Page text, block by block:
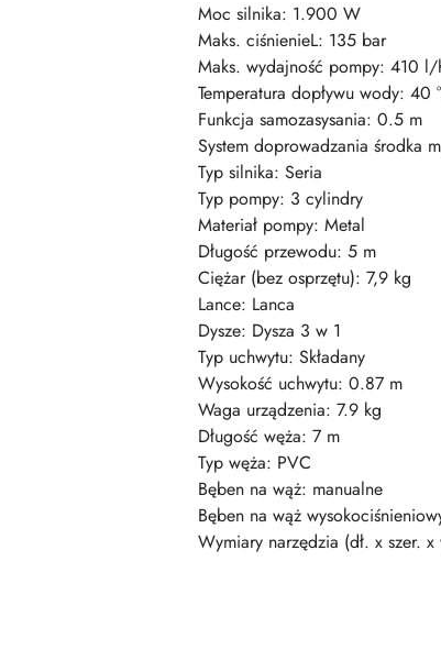
Moc silnika: 1.900 W
Maks. ciśnienieL: 135 bar
Maks. wydajność pompy: 410
Temperatura dopływu wody: 40
Funkcja samozasysania: 0.5 m
System doprowadzania środka
Typ silnika: Seria
Typ pompy: 3 cylindry
Materiał pompy: Metal
Długość przewodu: 5 m
Ciężar (bez osprzętu): 7,9 kg
Lance: Lanca
Dysze: Dysza 3 w 1
Typ uchwytu: Składany
Wysokość uchwytu: 0.87 m
Waga urządzenia: 7.9 kg
Długość węża: 7 m
Typ węża: PVC
Bęben na wąż: manualne
Bęben na wąż
Wymiary narzędzia (dł. x szer.